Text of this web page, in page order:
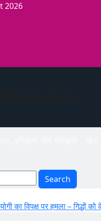
2026
Search
का विपक्ष पर हमला – गिद्धों